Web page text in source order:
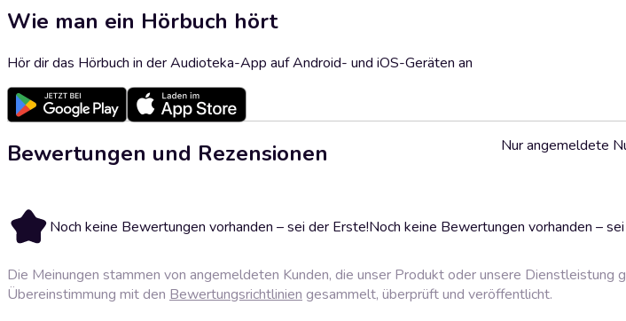
Wie man ein Hörbuch hört
Hör dir das Hörbuch in der Audioteka-App auf Android- und iOS-Geräten an
Bewertungen und Rezensionen
Noch keine Bewertungen vorhanden – sei der Erste!Noch keine Bewertungen vorhanden –
Nur angemeldete
Die Meinungen stammen von angemeldeten Kunden, die unser Produkt oder unsere Dienstleistung
Übereinstimmung mit den Bewertungsrichtlinien gesammelt, überprüft und veröffentlicht.